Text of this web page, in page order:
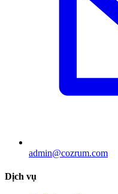
admin@cozrum.com
Dịch vụ